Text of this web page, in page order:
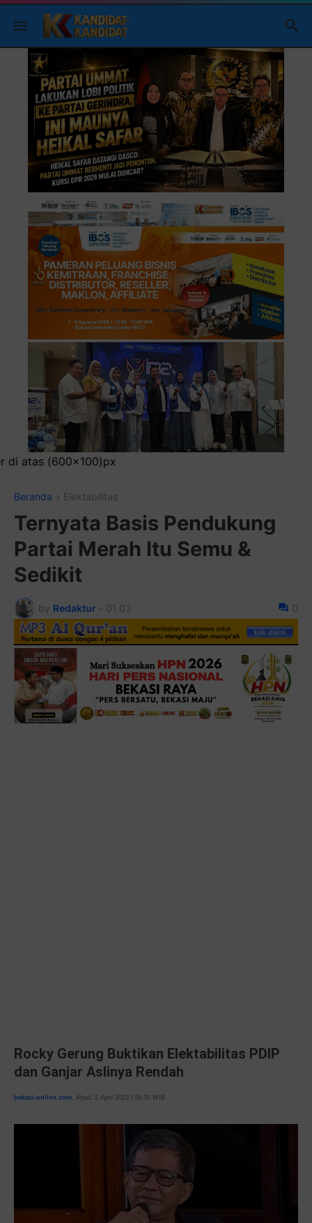
Beranda Elektabilitas
Ternyata Basis Pendukung
Partai Merah Itu Semu &
Sedikit
by Redaktur - 01.03 0
Rocky Gerung Buktikan Elektabilitas PDIP
dan Ganjar Aslinya Rendah
bekasi-online.com , Ahad, 2 April 2023 | 08:20 WIB